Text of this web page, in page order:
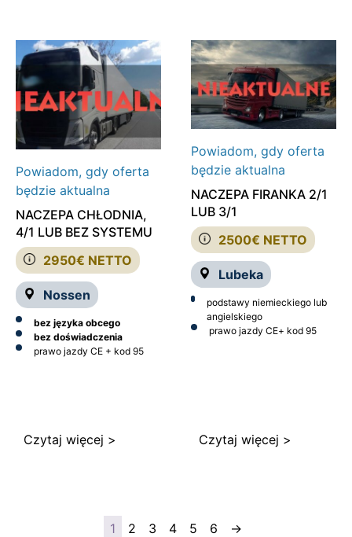
Powiadom, gdy oferta
będzie aktualna
2950€ NETTO
Nossen
NACZEPA CHŁODNIA,
4/1 LUB BEZ SYSTEMU
bez języka obcego
bez doświadczenia
prawo jazdy CE + kod 95
Czytaj więcej >
Powiadom, gdy oferta
będzie aktualna
2500€ NETTO
Lubeka
NACZEPA FIRANKA 2/1
LUB 3/1
podstawy niemieckiego lub
angielskiego
prawo jazdy CE+ kod 95
Czytaj więcej >
1 2 3 4 5 6 →